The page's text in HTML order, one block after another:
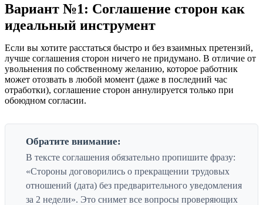
Вариант №1: Соглашение сторон как
идеальный инструмент
Если вы хотите расстаться быстро и без взаимных претензий,
лучше соглашения сторон ничего не придумано. В отличие от
увольнения по собственному желанию, которое работник
может отозвать в любой момент (даже в последний час
отработки), соглашение сторон аннулируется только при
обоюдном согласии.
Обратите внимание:
В тексте соглашения обязательно пропишите фразу:
«Стороны договорились о прекращении трудовых
отношений (дата) без предварительного уведомления
за 2 недели». Это снимет все вопросы проверяющих